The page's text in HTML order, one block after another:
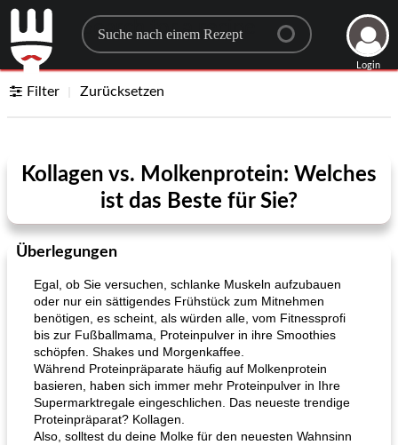
Search for a recipe
Login
Filter Zurücksetzen
Kollagen vs. Molkenprotein: Welches
ist das Beste für Sie?
Überlegungen
Egal, ob Sie versuchen, schlanke Muskeln aufzubauen
oder nur ein sättigendes Frühstück zum Mitnehmen
benötigen, es scheint, als würden alle, vom Fitnessprofi
bis zur Fußballmama, Proteinpulver in ihre Smoothies
schöpfen. Shakes und Morgenkaffee.
Während Proteinpräparate häufig auf Molkenprotein
basieren, haben sich immer mehr Proteinpulver in Ihre
Supermarktregale eingeschlichen. Das neueste trendige
Proteinpräparat? Kollagen.
Also, solltest du deine Molke für den neuesten Wahnsinn